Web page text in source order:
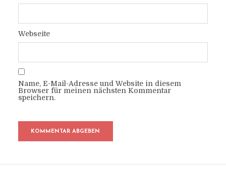
Webseite
Name, E-Mail-Adresse und Website in diesem
Browser für meinen nächsten Kommentar
speichern.